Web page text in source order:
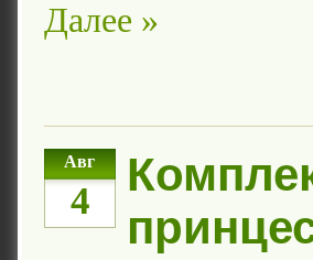
Далее »
Авг
4